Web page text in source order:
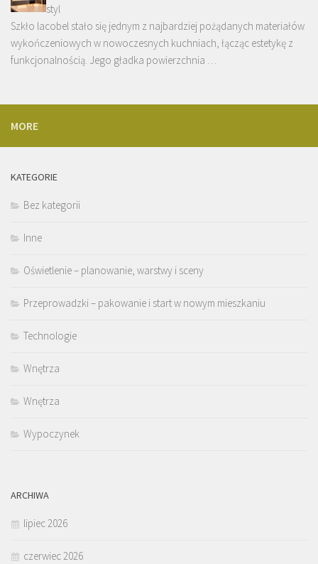
styl
Szkło lacobel stało się jednym z najbardziej pożądanych materiałów
wykończeniowych w nowoczesnych kuchniach, łącząc estetykę z
funkcjonalnością. Jego gładka powierzchnia …
MORE
KATEGORIE
Bez kategorii
Inne
Oświetlenie – planowanie, warstwy i sceny
Przeprowadzki – pakowanie i start w nowym mieszkaniu
Technologie
Wnętrza
Wnętrza
Wypoczynek
ARCHIWA
lipiec 2026
czerwiec 2026